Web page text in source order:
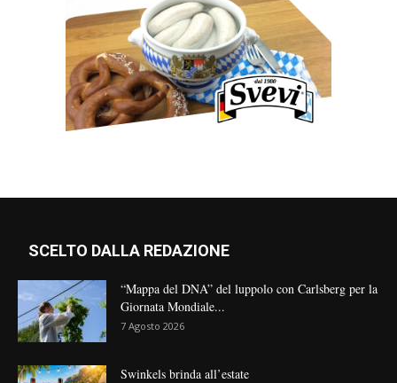
SCELTO DALLA REDAZIONE
“Mappa del DNA” del luppolo con Carlsberg per la
Giornata Mondiale...
7 Agosto 2026
Swinkels brinda all’estate